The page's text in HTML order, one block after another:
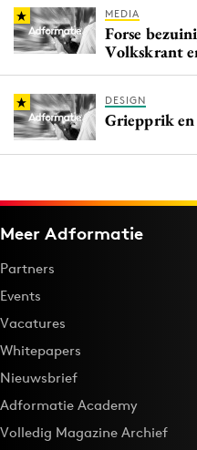
MEDIA
Forse
Volkskrant
DESIGN
Griepprik en
Meer Adformatie
Partners
Events
Vacatures
Whitepapers
Nieuwsbrief
Adformatie Academy
Volledig Magazine Archief